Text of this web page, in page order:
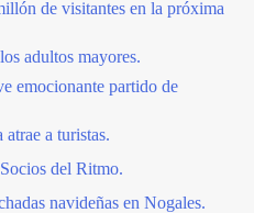
de visitantes en la próxima
adultos mayores.
emocionante partido de
a turistas.
del Ritmo.
navideñas en Nogales.